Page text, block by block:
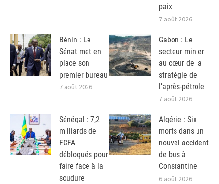
paix
7 août 2026
Bénin : Le
Sénat met en
place son
premier bureau
7 août 2026
Gabon : Le
secteur minier
au cœur de la
stratégie de
l’après-pétrole
7 août 2026
Sénégal : 7,2
milliards de
FCFA
débloqués pour
faire face à la
soudure
Algérie : Six
morts dans un
nouvel accident
de bus à
Constantine
6 août 2026